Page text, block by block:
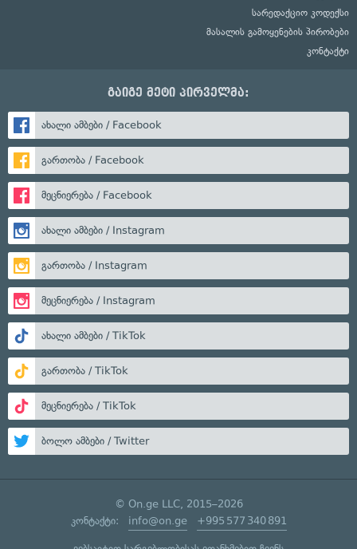
სარედაქციო კოდექსი
მასალის გამოყენების პირობები
კონტაქტი
გაიგე მეტი პირველმა:
ახალი ამბები / Facebook
გართობა / Facebook
მეცნიერება / Facebook
ახალი ამბები / Instagram
გართობა / Instagram
მეცნიერება / Instagram
ახალი ამბები / TikTok
გართობა / TikTok
მეცნიერება / TikTok
ბოლო ამბები / Twitter
© On.ge LLC, 2015–2026
კონტაქტი: info@on.ge +995 577 340 891